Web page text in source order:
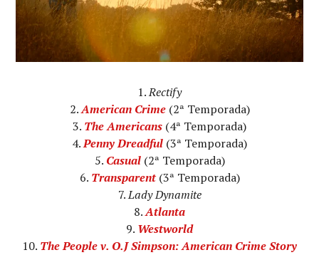
Rectify
American Crime(2ª Temporada)
The Americans (4ª Temporada)
Penny Dreadful (3ª Temporada)
Casual(2ª Temporada)
Transparent(3ª Temporada)
Lady Dynamite
Atlanta
Westworld
The People v. O.J Simpson: American Crime Story